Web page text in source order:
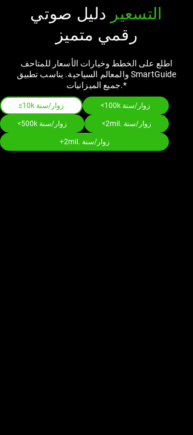
التسعير دليل صوتي
رقمي متميز
اطلع على الخطط وخيارات الأسعار للمتاحف
والمعالم السياحية. يناسب تطبيق SmartGuide
جميع الميزانيات.*
≤10k زوار/سنة <100k زوار/سنة
<500k زوار/سنة <2mil. زوار/سنة
+2mil. زوار/سنة